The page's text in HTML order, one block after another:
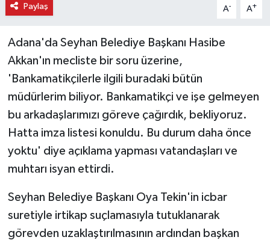
Paylaş A- A+
Adana'da Seyhan Belediye Başkanı Hasibe
Akkan'ın mecliste bir soru üzerine,
'Bankamatikçilerle ilgili buradaki bütün
müdürlerim biliyor. Bankamatikçi ve işe gelmeyen
bu arkadaşlarımızı göreve çağırdık, bekliyoruz.
Hatta imza listesi konuldu. Bu durum daha önce
yoktu' diye açıklama yapması vatandaşları ve
muhtarı isyan ettirdi.
Seyhan Belediye Başkanı Oya Tekin'in icbar
suretiyle irtikap suçlamasıyla tutuklanarak
görevden uzaklaştırılmasının ardından başkan